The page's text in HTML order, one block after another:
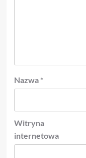
Nazwa *
Witryna
internetowa